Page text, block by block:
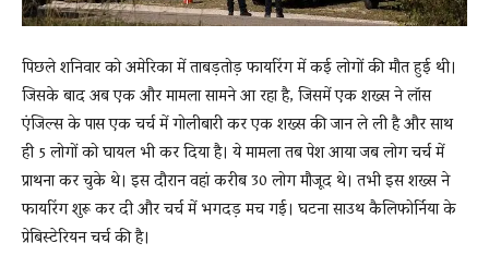
पिछले शनिवार को अमेरिका में ताबड़तोड़ फायरिंग में कई लोगों की मौत हुई थी।
जिसके बाद अब एक और मामला सामने आ रहा है, जिसमें एक शख्स ने लॉस
एंजिल्स के पास एक चर्च में गोलीबारी कर एक शख्स की जान ले ली है और साथ
ही 5 लोगों को घायल भी कर दिया है। ये मामला तब पेश आया जब लोग चर्च में
प्राथना कर चुके थे। इस दौरान वहां करीब 30 लोग मौजूद थे। तभी इस शख्स ने
फायरिंग शुरू कर दी और चर्च में भगदड़ मच गई। घटना साउथ कैलिफोर्निया के
प्रेबिस्टेरियन चर्च की है।